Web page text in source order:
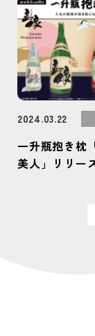
2024.03.22
一升瓶抱き枕
美人」リリー